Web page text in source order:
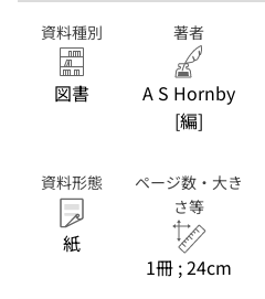
資料種別
図書
著者
A S Hornby
[編]
資料形態
紙
ページ数・大き
さ等
1冊 ; 24cm